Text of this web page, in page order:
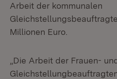
Arbeit der kommunalen
Millionen Euro.
„Die Arbeit der Frauen-